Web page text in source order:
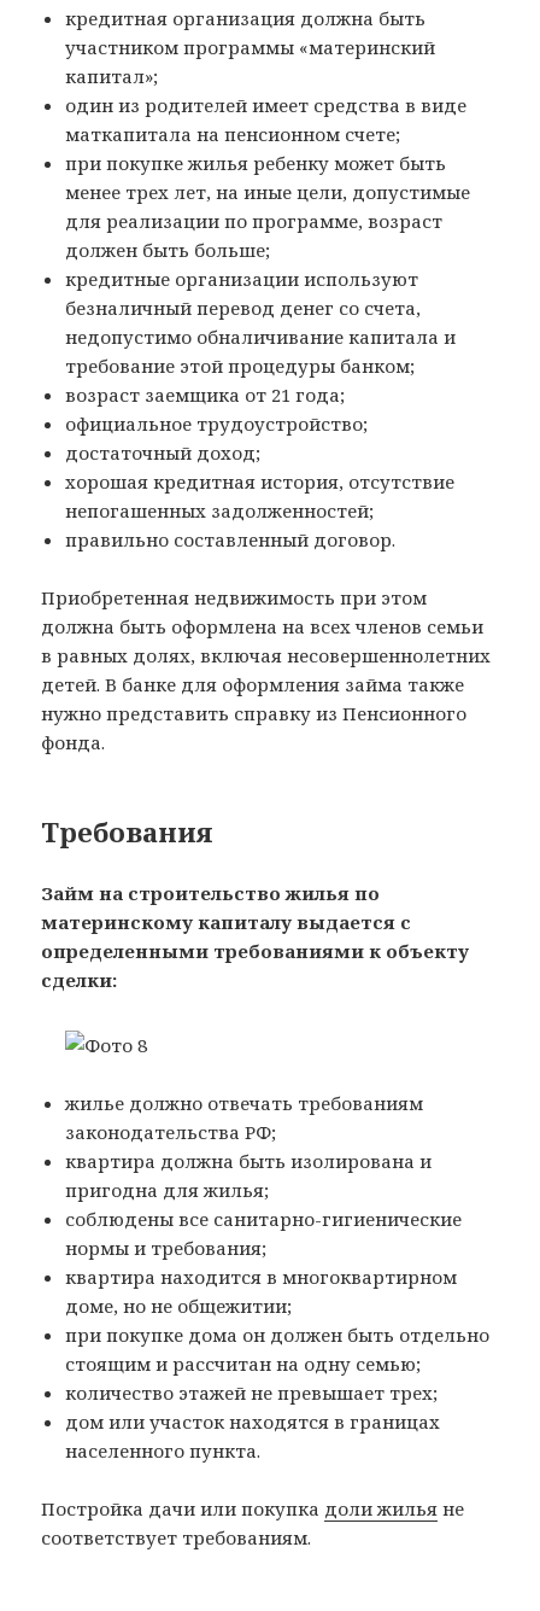
кредитная организация должна быть
участником программы «материнский
капитал»;
один из родителей имеет средства в виде
маткапитала на пенсионном счете;
при покупке жилья ребенку может быть
менее трех лет, на иные цели, допустимые
для реализации по программе, возраст
должен быть больше;
кредитные организации используют
безналичный перевод денег со счета,
недопустимо обналичивание капитала и
требование этой процедуры банком;
возраст заемщика от 21 года;
официальное трудоустройство;
достаточный доход;
хорошая кредитная история, отсутствие
непогашенных задолженностей;
правильно составленный договор.
Приобретенная недвижимость при этом
должна быть оформлена на всех членов семьи
в равных долях, включая несовершеннолетних
детей. В банке для оформления займа также
нужно представить справку из Пенсионного
фонда.
Требования
Займ на строительство жилья по
материнскому капиталу выдается с
определенными требованиями к объекту
сделки:
жилье должно отвечать требованиям
законодательства РФ;
квартира должна быть изолирована и
пригодна для жилья;
соблюдены все санитарно-гигиенические
нормы и требования;
квартира находится в многоквартирном
доме, но не общежитии;
при покупке дома он должен быть отдельно
стоящим и рассчитан на одну семью;
количество этажей не превышает трех;
дом или участок находятся в границах
населенного пункта.
Постройка дачи или покупка доли жилья не
соответствует требованиям.